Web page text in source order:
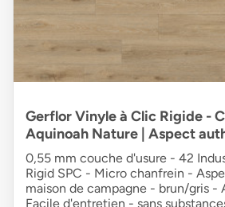
Gerflor Vinyle à Clic Rigide -
Aquinoah Nature | Aspect
0,55 mm couche d'usure - 42
Rigid SPC - Micro chanfrein -
maison de campagne - brun/gris -
Facile d'entretien - sans